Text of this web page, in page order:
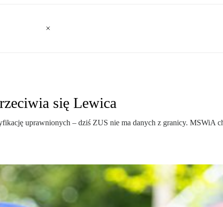
się Lewica
uprawnionych – dziś ZUS nie ma danych z granicy. MSWiA